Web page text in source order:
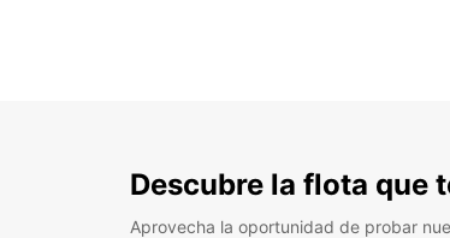
Descubre la flota que
Aprovecha la oportunidad de probar